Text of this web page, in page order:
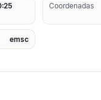
Coordenadas
emsc